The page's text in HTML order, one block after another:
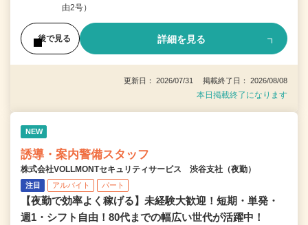
由2号）
後で見る 詳細を見る
更新日： 2026/07/31 掲載終了日： 2026/08/08
本日掲載終了になります
NEW
誘導・案内警備スタッフ
株式会社VOLLMONTセキュリティサービス 渋谷支社（夜勤）
注目 アルバイト パート
【夜勤で効率よく稼げる】未経験大歓迎！短期・単発・
週1・シフト自由！80代までの幅広い世代が活躍中！